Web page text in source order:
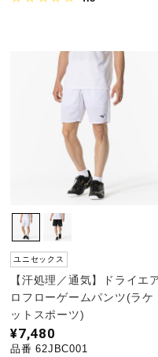
ジュニア／キッ
メディカル
コラボ／ライセ
セール
ユニセックス
【汗処理／通気】ドライエ
ロフローゲームパンツ(ラケ
ットスポーツ)
¥7,480
品番 62JBC001